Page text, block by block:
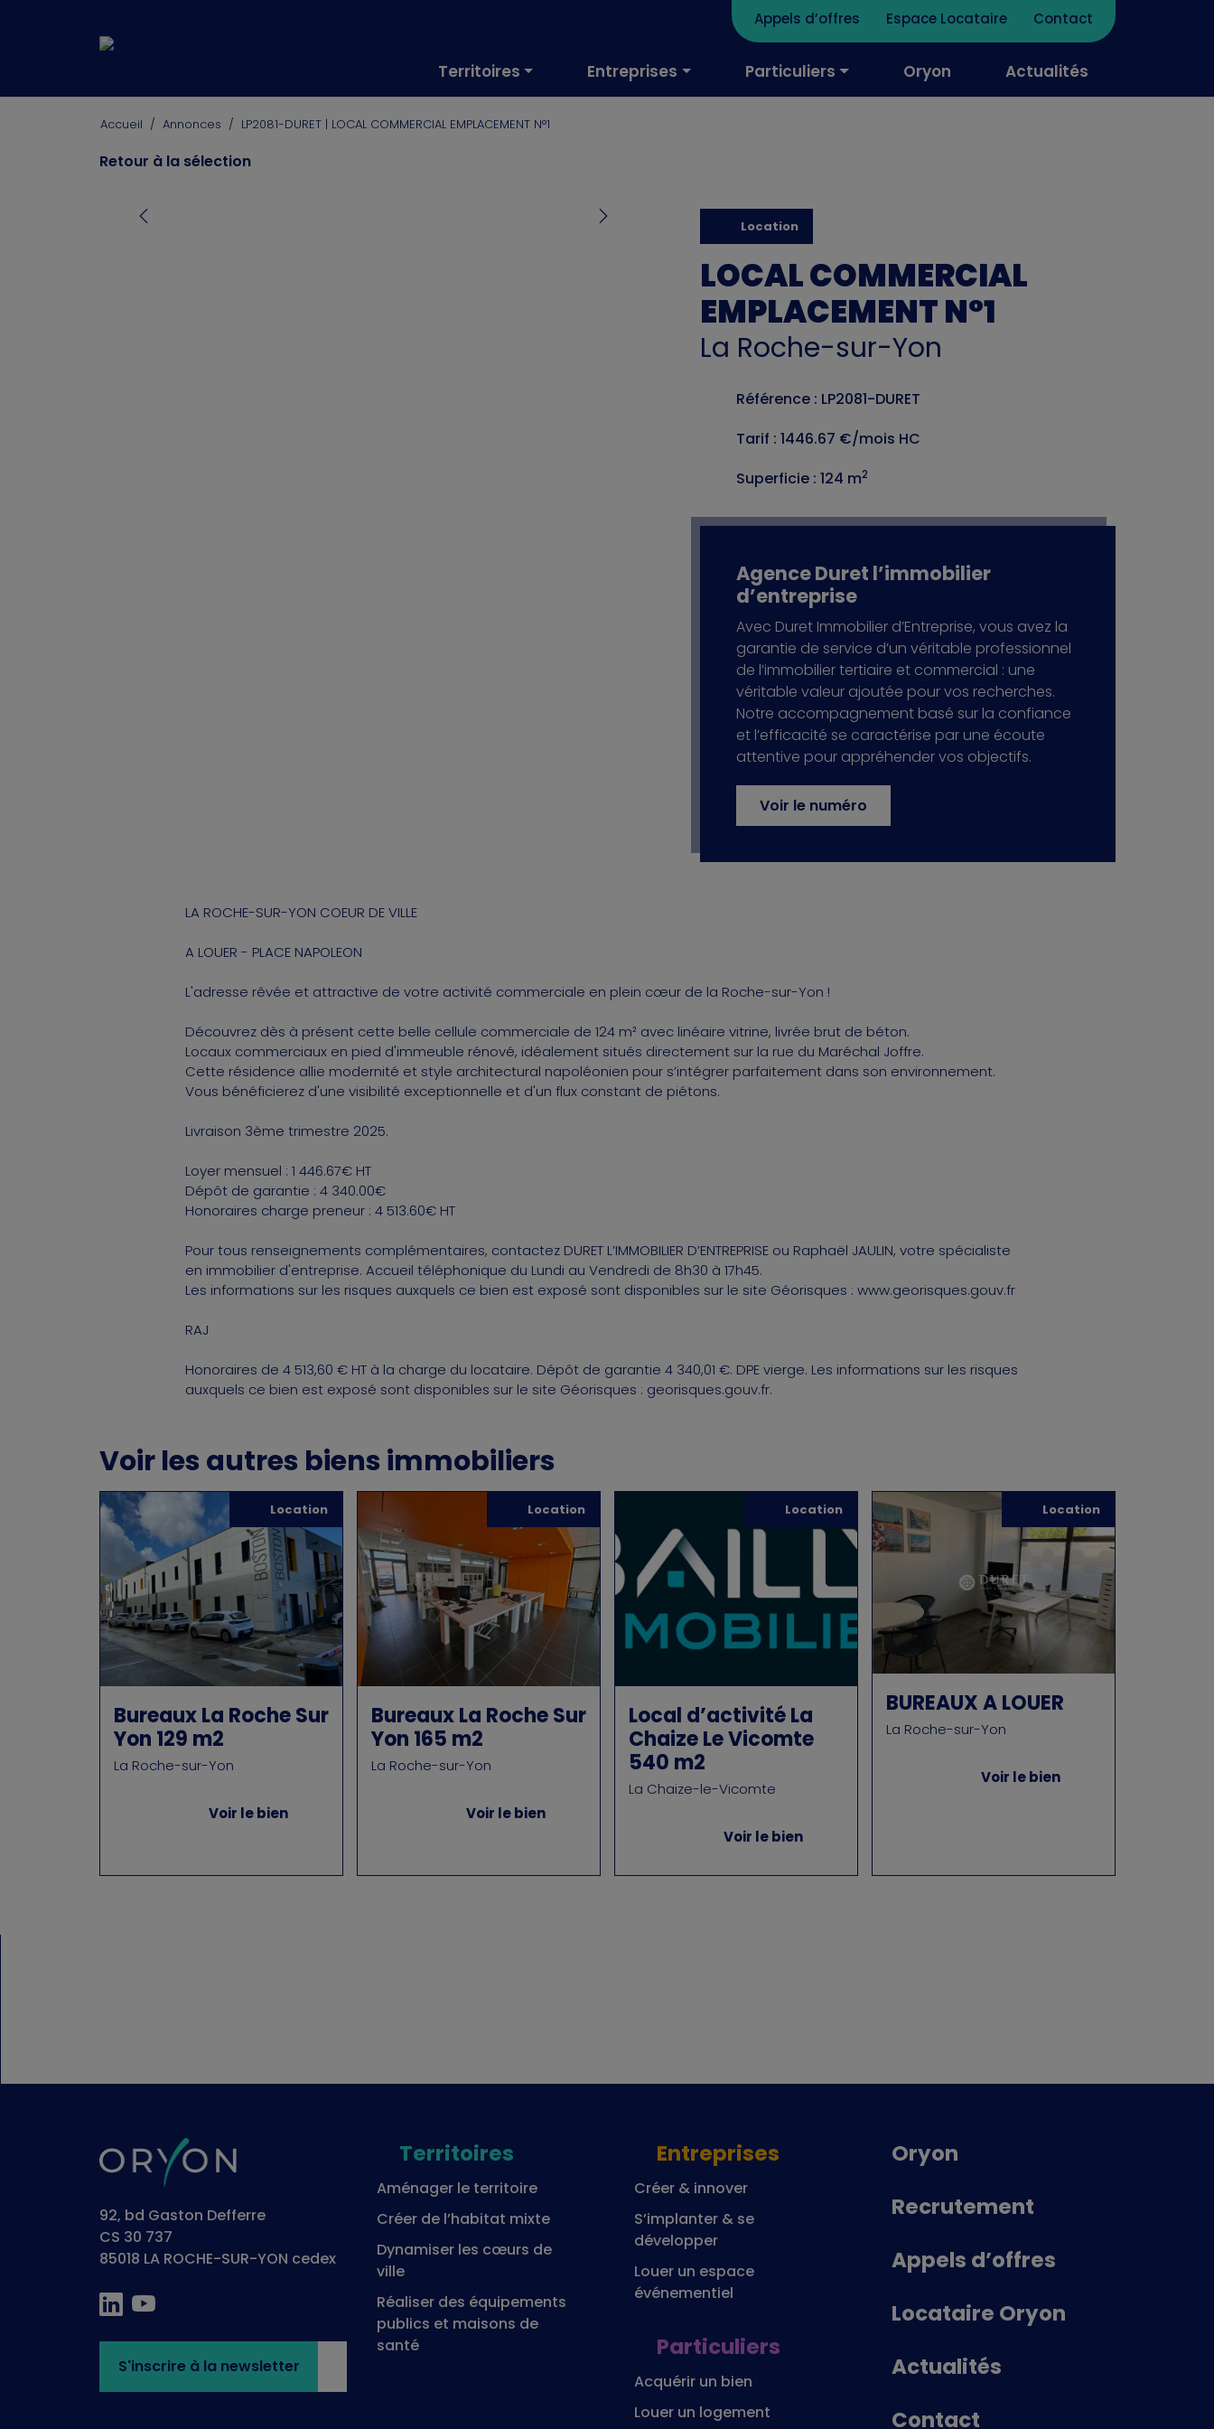
Appels d’offres Espace Locataire Contact
Territoires Entreprises Particuliers Oryon Actualités
Accueil / Annonces / LP2081-DURET | LOCAL COMMERCIAL EMPLACEMENT N°1
Retour à la sélection
Location
LOCAL COMMERCIAL
EMPLACEMENT N°1
La Roche-sur-Yon
Référence : LP2081-DURET
Tarif : 1446.67 €/mois HC
Superficie : 124 m2
Agence Duret l’immobilier
d’entreprise
Avec Duret Immobilier d’Entreprise, vous avez la
garantie de service d’un véritable professionnel
de l’immobilier tertiaire et commercial : une
véritable valeur ajoutée pour vos recherches.
Notre accompagnement basé sur la confiance
et l’efficacité se caractérise par une écoute
attentive pour appréhender vos objectifs.
Voir le numéro
LA ROCHE-SUR-YON COEUR DE VILLE
A LOUER - PLACE NAPOLEON
L'adresse rêvée et attractive de votre activité commerciale en plein cœur de la Roche-sur-Yon !
Découvrez dès à présent cette belle cellule commerciale de 124 m² avec linéaire vitrine, livrée brut de béton.
Locaux commerciaux en pied d'immeuble rénové, idéalement situés directement sur la rue du Maréchal Joffre.
Cette résidence allie modernité et style architectural napoléonien pour s’intégrer parfaitement dans son environnement.
Vous bénéficierez d'une visibilité exceptionnelle et d'un flux constant de piétons.
Livraison 3ème trimestre 2025.
Loyer mensuel : 1 446.67€ HT
Dépôt de garantie : 4 340.00€
Honoraires charge preneur : 4 513.60€ HT
Pour tous renseignements complémentaires, contactez DURET L’IMMOBILIER D’ENTREPRISE ou Raphaël JAULIN, votre spécialiste
en immobilier d'entreprise. Accueil téléphonique du Lundi au Vendredi de 8h30 à 17h45.
Les informations sur les risques auxquels ce bien est exposé sont disponibles sur le site Géorisques : www.georisques.gouv.fr
RAJ
Honoraires de 4 513,60 € HT à la charge du locataire. Dépôt de garantie 4 340,01 €. DPE vierge. Les informations sur les risques
auxquels ce bien est exposé sont disponibles sur le site Géorisques : georisques.gouv.fr.
Voir les autres biens immobiliers
Location
Bureaux La Roche Sur
Yon 129 m2
La Roche-sur-Yon
Voir le bien
Location
Bureaux La Roche Sur
Yon 165 m2
La Roche-sur-Yon
Voir le bien
Location
Local d’activité La
Chaize Le Vicomte
540 m2
La Chaize-le-Vicomte
Voir le bien
Location
BUREAUX A LOUER
La Roche-sur-Yon
Voir le bien
92, bd Gaston Defferre
CS 30 737
85018 LA ROCHE-SUR-YON cedex
S'inscrire à la newsletter
Territoires
Aménager le territoire
Créer de l’habitat mixte
Dynamiser les cœurs de
ville
Réaliser des équipements
publics et maisons de
santé
Entreprises
Créer & innover
S’implanter & se
développer
Louer un espace
événementiel
Particuliers
Acquérir un bien
Louer un logement
Oryon
Recrutement
Appels d’offres
Locataire Oryon
Actualités
Contact